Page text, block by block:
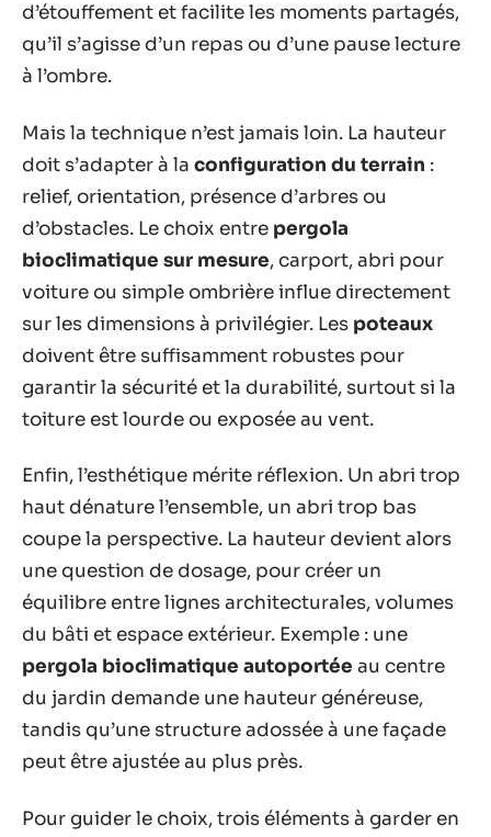
d’étouffement et facilite les moments partagés,
qu’il s’agisse d’un repas ou d’une pause lecture
à l’ombre.
Mais la technique n’est jamais loin. La hauteur
doit s’adapter à la configuration du terrain :
relief, orientation, présence d’arbres ou
d’obstacles. Le choix entre pergola
bioclimatique sur mesure, carport, abri pour
voiture ou simple ombrière influe directement
sur les dimensions à privilégier. Les poteaux
doivent être suffisamment robustes pour
garantir la sécurité et la durabilité, surtout si la
toiture est lourde ou exposée au vent.
Enfin, l’esthétique mérite réflexion. Un abri trop
haut dénature l’ensemble, un abri trop bas
coupe la perspective. La hauteur devient alors
une question de dosage, pour créer un
équilibre entre lignes architecturales, volumes
du bâti et espace extérieur. Exemple : une
pergola bioclimatique autoportée au centre
du jardin demande une hauteur généreuse,
tandis qu’une structure adossée à une façade
peut être ajustée au plus près.
Pour guider le choix, trois éléments à garder en